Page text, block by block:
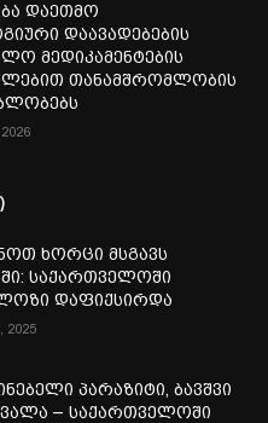
დაეთმო
დაავადებების
მედიკამენტების
თანამშრომლობის
ხორცი მსგავს
საქართველოში
დაფიქსირდა
2025
პარაზიტი, ბავშვი
– საქართველოში